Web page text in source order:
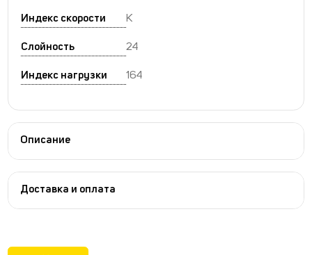
Индекс скорости K
Слойность 24
Индекс нагрузки 164
Описание
Доставка и оплата